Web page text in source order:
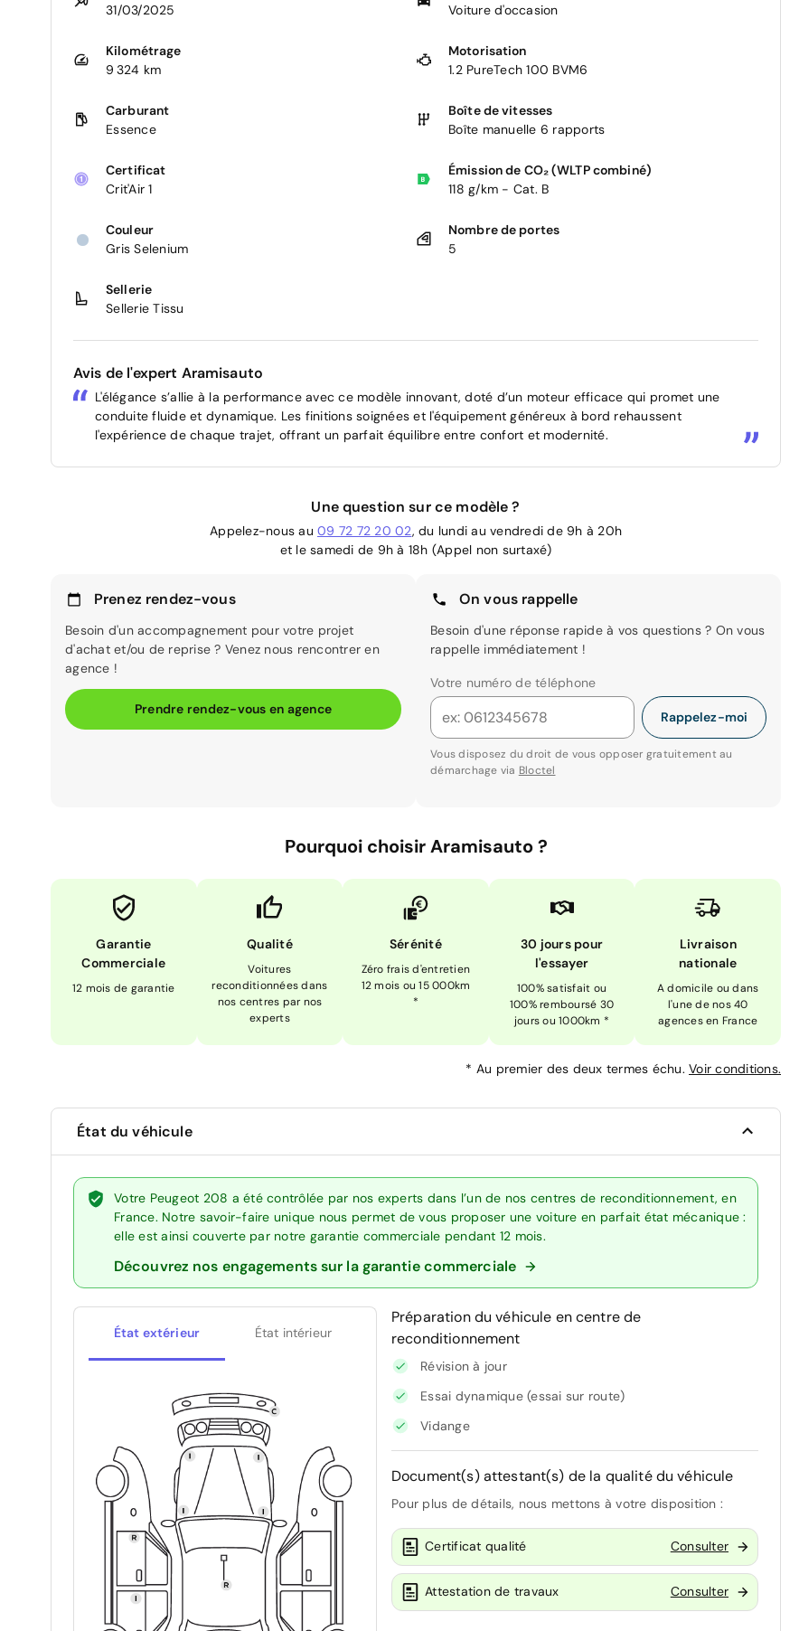
31/03/2025
Voiture d'occasion
Kilométrage
9 324 km
Motorisation
1.2 PureTech 100 BVM6
Carburant
Essence
Boîte de vitesses
Boîte manuelle 6 rapports
Certificat
Crit'Air 1
Émission de CO₂ (WLTP combiné)
118 g/km - Cat. B
Couleur
Gris Selenium
Nombre de portes
5
Sellerie
Sellerie Tissu
Avis de l'expert Aramisauto
L'élégance s’allie à la performance avec ce modèle innovant, doté d’un moteur efficace qui promet une
conduite fluide et dynamique. Les finitions soignées et l'équipement généreux à bord rehaussent
l'expérience de chaque trajet, offrant un parfait équilibre entre confort et modernité.
Une question sur ce modèle ?
Appelez-nous au 09 72 72 20 02, du lundi au vendredi de 9h à 20h
et le samedi de 9h à 18h (Appel non surtaxé)
Prenez rendez-vous
Besoin d'un accompagnement pour votre projet
d'achat et/ou de reprise ? Venez nous rencontrer en
agence !
Prendre rendez-vous en agence
On vous rappelle
Besoin d'une réponse rapide à vos questions ? On vous
rappelle immédiatement !
Votre numéro de téléphone
Rappelez-moi
Vous disposez du droit de vous opposer gratuitement au
démarchage via Bloctel
Pourquoi choisir Aramisauto ?
Garantie
Commerciale
12 mois de garantie
Qualité
Voitures
reconditionnées dans
nos centres par nos
experts
Sérénité
Zéro frais d'entretien
12 mois ou 15 000km
*
30 jours pour
l'essayer
100% satisfait ou
100% remboursé 30
jours ou 1000km *
Livraison
nationale
A domicile ou dans
l'une de nos 40
agences en France
* Au premier des deux termes échu. Voir conditions.
État du véhicule
Votre Peugeot 208 a été contrôlée par nos experts dans l’un de nos centres de reconditionnement, en
France. Notre savoir-faire unique nous permet de vous proposer une voiture en parfait état mécanique :
elle est ainsi couverte par notre garantie commerciale pendant 12 mois.
Découvrez nos engagements sur la garantie commerciale
État extérieur État intérieur
Préparation du véhicule en centre de
reconditionnement
Révision à jour
Essai dynamique (essai sur route)
Vidange
Document(s) attestant(s) de la qualité du véhicule
Pour plus de détails, nous mettons à votre disposition :
Certificat qualité Consulter
Attestation de travaux Consulter